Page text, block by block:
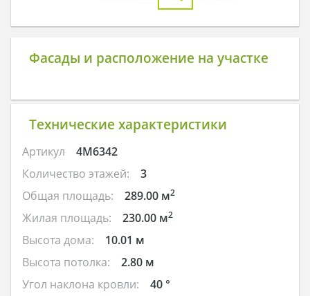
Фасады и расположение на участке
Технические характеристики
Артикул
4M6342
Количество этажей:
3
Общая площадь:
289.00 м2
Жилая площадь: 230.00 м2
Высота дома:
10.01 м
Высота потолка:
2.80 м
Угол наклона кровли:
40 °